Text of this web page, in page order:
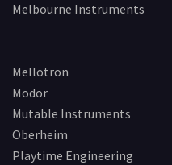
Melbourne Instruments
Mellotron
Modor
Mutable Instruments
Oberheim
Playtime Engineering